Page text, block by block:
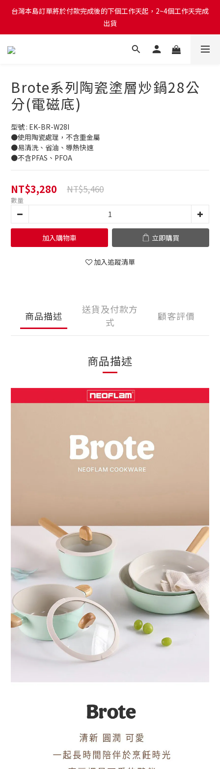
台灣本島訂單將於付款完成後的下個工作天起，2~4個工作天完成
出貨
台灣本島訂單將於付款完成後的下個工作天起，2~4個工作天完成
出貨
台灣本島消費滿$999免運費
台灣本島訂單將於付款完成後的下個工作天起，2~4個工作天完成
出貨
Brote系列陶瓷塗層炒鍋28公
分(電磁底)
型號 : EK-BR-W28I
●使用陶瓷處理，不含重金屬
●易清洗、省油、導熱快速
●不含PFAS、PFOA
NT$3,280 NT$5,460
數量
加入購物車 立即購買
加入追蹤清單
商品描述
送貨及付款方
式
顧客評價
商品描述